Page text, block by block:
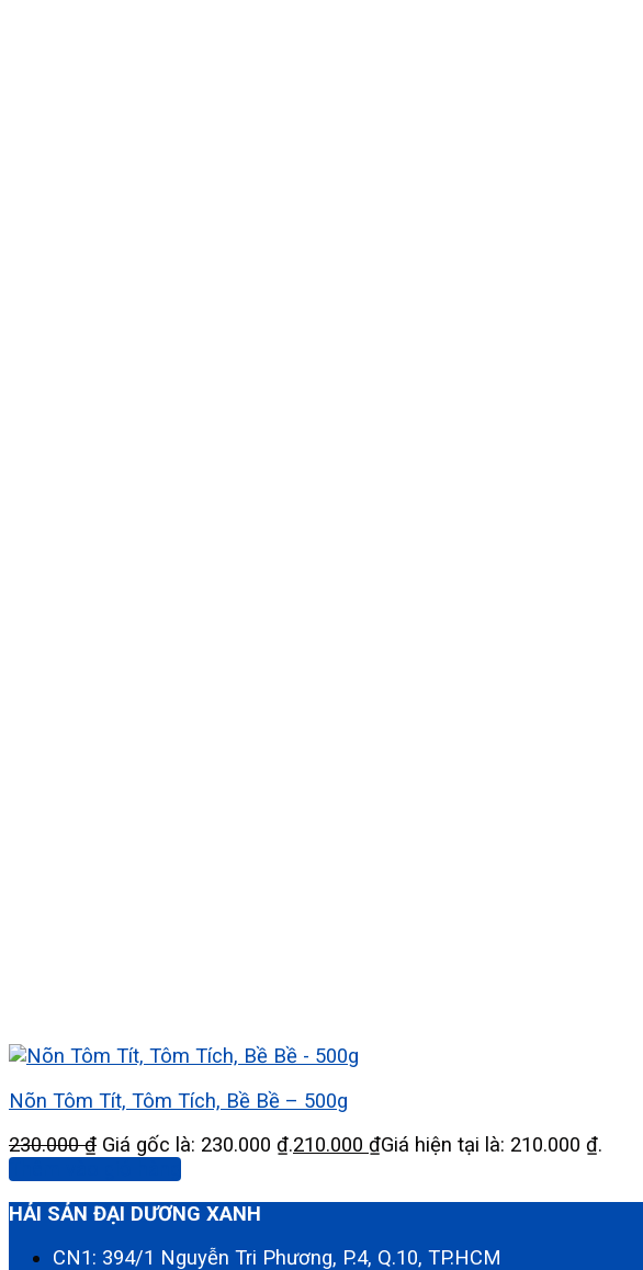
Nõn Tôm Tít, Tôm Tích, Bề Bề – 500g
230.000₫ Giá gốc là: 230.000 ₫.210.000 ₫Giá hiện tại là: 210.000 ₫.
HẢI SẢN ĐẠI DƯƠNG XANH
CN1: 394/1 Nguyễn Tri Phương, P.4, Q.10, TP.HCM